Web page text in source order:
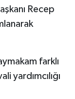
Recep
farklı
yardımcılığı